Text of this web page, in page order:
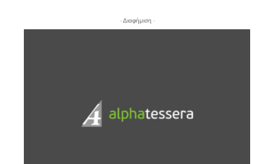
- Διαφήμιση -